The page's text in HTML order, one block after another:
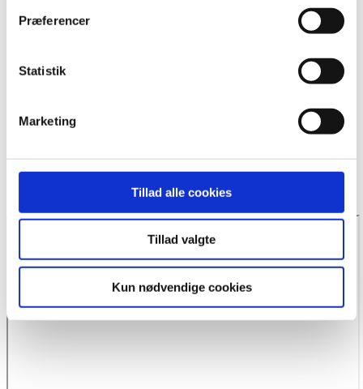
Præferencer
Statistik
Marketing
Tillad alle cookies
Tillad valgte
Kun nødvendige cookies
Vi kommer gerne ud og holder møde hjemme hos dig i vante
mail@bmpr.dk